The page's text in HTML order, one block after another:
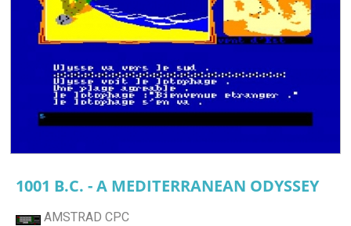
1001 B.C. - A MEDITERRANEAN ODYSSEY
AMSTRAD CPC